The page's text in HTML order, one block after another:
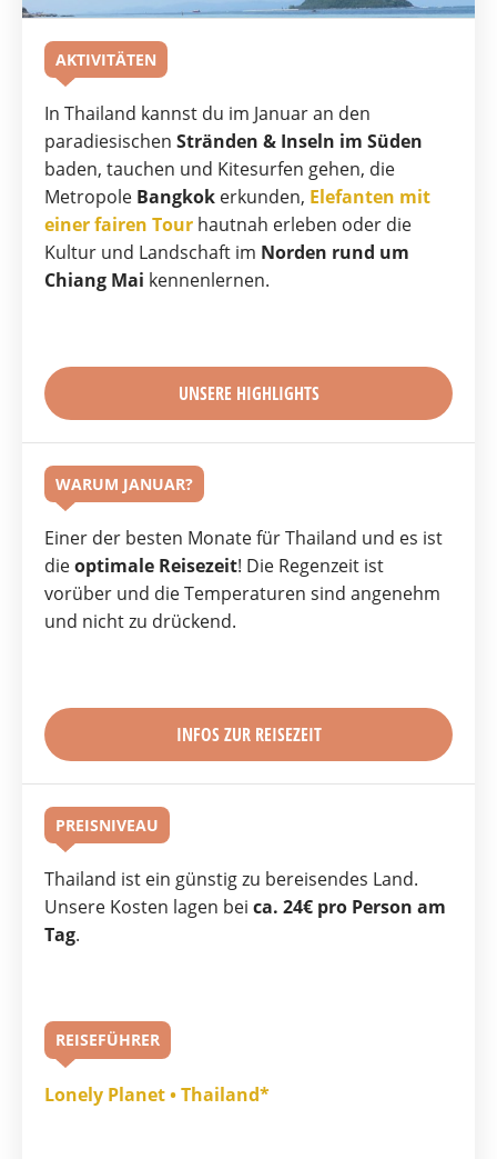
AKTIVITÄTEN
In Thailand kannst du im Januar an den
paradiesischen Stränden & Inseln im Süden
baden, tauchen und Kitesurfen gehen, die
Metropole Bangkok erkunden, Elefanten mit
einer fairen Tour hautnah erleben oder die
Kultur und Landschaft im Norden rund um
Chiang Mai kennenlernen.
UNSERE HIGHLIGHTS
WARUM JANUAR?
Einer der besten Monate für Thailand und es ist
dieoptimale Reisezeit! Die Regenzeit ist
vorüber und die Temperaturen sind angenehm
und nicht zu drückend.
INFOS ZUR REISEZEIT
PREISNIVEAU
Thailand ist ein günstig zu bereisendes Land.
Unsere Kosten lagen bei ca. 24€ pro Person am
Tag.
REISEFÜHRER
Lonely Planet • Thailand*